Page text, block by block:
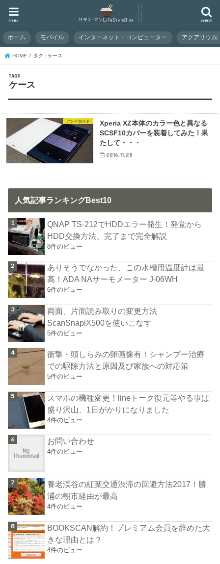
search
menu
ホーム モバイル インターネット・コンピューター アクアリウム
HOME タグ : ケース
ケース
アンドロイド
Xperia XZ本体のカラー色と異なる
SCSF10カバーを装着してみた！果
たして・・・
2016.11.28
人気記事ランキングBest10
QNAP TS-212でHDDエラー発生！発覚から
HDD交換方法、完了まで完全解説
8件のビュー
ありそうでなかった、この水槽用温度計は最
高！ADA NAサーモメーター J-06WH
6件のビュー
両面、片面読み取りの変更方法
ScanSnapiX500を使いこなす
5件のビュー
衝撃・頭しらみの卵画像有！シャンプー治療
での駆除方法と原因及び家族への対応策
5件のビュー
スマホの機種変更！lineトーク復元等やる事は
盛り沢山、1日がかりになりました
4件のビュー
お問い合わせ
4件のビュー
養老渓谷の紅葉交通渋滞の回避方法2017！勝
浦の朝市経由が最高
4件のビュー
BOOKSCAN解約！プレミアム会員を辞めた大
きな理由とは？
4件のビュー